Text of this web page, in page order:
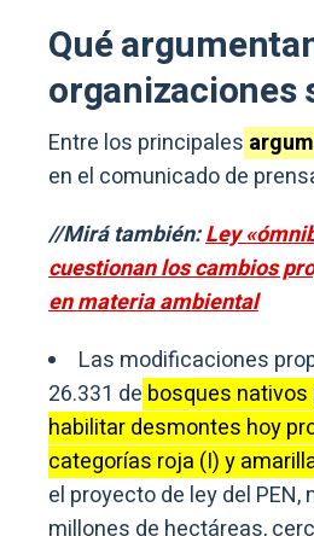
Qué
organizaciones
Entre los principales
en el comunicado de
//Mirá también:Ley
cuestionan los cambios
en materia ambiental
Las modificaciones
26.331 de bosques
habilitar desmontes hoy
categorías roja (I) y
el proyecto de ley del PEN,